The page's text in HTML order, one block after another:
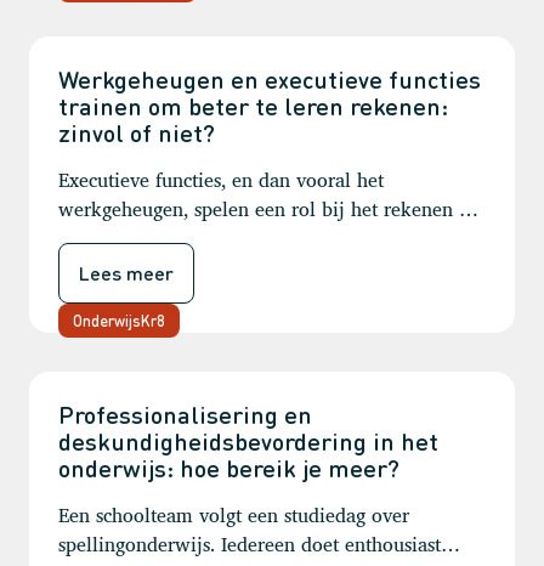
Werkgeheugen en executieve functies
trainen om beter te leren rekenen:
zinvol of niet?
Executieve functies, en dan vooral het
werkgeheugen, spelen een rol bij het rekenen en
het leren in het algemeen. De logische vraag die
dan rijst: zijn die functies ook te versterken en
heeft dit nut voor het leren in het algemeen en
voor rekenen in het bijzonder?
Lees meer
OnderwijsKr8
Professionalisering en
deskundigheidsbevordering in het
onderwijs: hoe bereik je meer?
Een schoolteam volgt een studiedag over
spellingonderwijs. Iedereen doet enthousiast